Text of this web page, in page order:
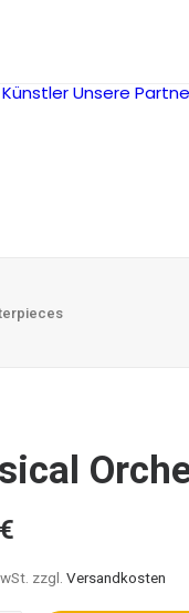
KünstlerUnsere
€
zzgl. Versandkosten